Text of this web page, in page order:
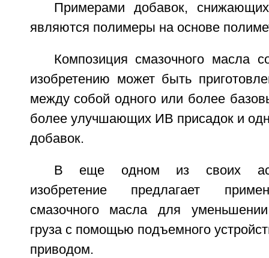
Примерами добавок,
являются полимеры на основе
Композиция смазочного масла
изобретению может быть
между собой одного или более
более улучшающих ИВ присадок и
добавок.
В еще одном из своих
изобретение предлагает
смазочного масла для
груза с помощью подъемного
приводом.